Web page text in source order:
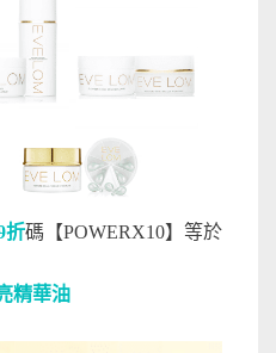
折碼【POWERX10】等於
精華油